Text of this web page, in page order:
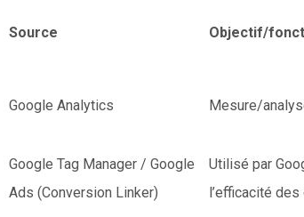
Source Objectif/
Google Analytics Mesure/
Google Tag Manager / Google
Ads (Conversion Linker)
Utilisé par
l’efficacité